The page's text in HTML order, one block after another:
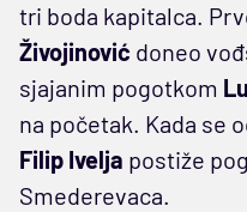
tri boda kapitalca.
Živojinović doneo
sjajanim pogotkom
na početak. Kada se
Filip Ivelja postiže
Smederevaca.